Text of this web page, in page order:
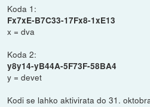
Koda 1:
Fx7xE-B7C33-17Fx8-1xE13
x = dva
Koda 2:
y8y14-yB44A-5F73F-58BA4
y = devet
Kodi se lahko aktivirata do 31.